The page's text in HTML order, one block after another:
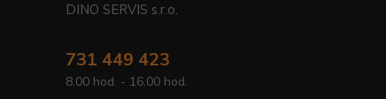
DINO SERVIS s.r.o.
731 449 423
8.00 hod. - 16.00 hod.